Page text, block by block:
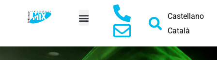
Castellano
Català